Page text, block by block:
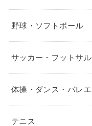
野球・ソフトボール
サッカー・フットサル
体操・ダンス・バレエ
テニス